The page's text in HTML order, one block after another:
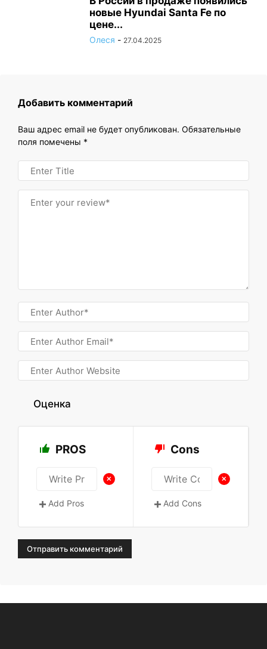
новые Hyundai Santa Fe по
цене...
Олеся - 27.04.2025
Добавить комментарий
Ваш адрес email не будет опубликован. Обязательные
поля помечены *
Оценка
PROS
+
Add Pros
Cons
+
Add Cons